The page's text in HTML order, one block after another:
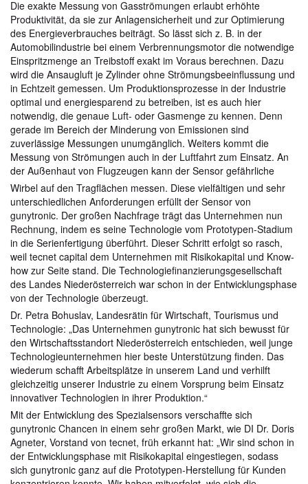
Die exakte Messung von Gasströmungen erlaubt erhöhte
Produktivität, da sie zur Anlagensicherheit und zur Optimierung
des Energieverbrauches beiträgt. So lässt sich z. B. in der
Automobilindustrie bei einem Verbrennungsmotor die notwendige
Einspritzmenge an Treibstoff exakt im Voraus berechnen. Dazu
wird die Ansaugluft je Zylinder ohne Strömungsbeeinflussung und
in Echtzeit gemessen. Um Produktionsprozesse in der Industrie
optimal und energiesparend zu betreiben, ist es auch hier
notwendig, die genaue Luft- oder Gasmenge zu kennen. Denn
gerade im Bereich der Minderung von Emissionen sind
zuverlässige Messungen unumgänglich. Weiters kommt die
Messung von Strömungen auch in der Luftfahrt zum Einsatz. An
der Außenhaut von Flugzeugen kann der Sensor gefährliche
Wirbel auf den Tragflächen messen. Diese vielfältigen und sehr
unterschiedlichen Anforderungen erfüllt der Sensor von
gunytronic. Der großen Nachfrage trägt das Unternehmen nun
Rechnung, indem es seine Technologie vom Prototypen-Stadium
in die Serienfertigung überführt. Dieser Schritt erfolgt so rasch,
weil tecnet capital dem Unternehmen mit Risikokapital und Know-
how zur Seite stand. Die Technologiefinanzierungsgesellschaft
des Landes Niederösterreich war schon in der Entwicklungsphase
von der Technologie überzeugt.
Dr. Petra Bohuslav, Landesrätin für Wirtschaft, Tourismus und
Technologie: „Das Unternehmen gunytronic hat sich bewusst für
den Wirtschaftsstandort Niederösterreich entschieden, weil junge
Technologieunternehmen hier beste Unterstützung finden. Das
wiederum schafft Arbeitsplätze in unserem Land und verhilft
gleichzeitig unserer Industrie zu einem Vorsprung beim Einsatz
innovativer Technologien in ihrer Produktion.“
Mit der Entwicklung des Spezialsensors verschaffte sich
gunytronic Chancen in einem sehr großen Markt, wie DI Dr. Doris
Agneter, Vorstand von tecnet, früh erkannt hat: „Wir sind schon in
der Entwicklungsphase mit Risikokapital eingestiegen, sodass
sich gunytronic ganz auf die Prototypen-Herstellung für Kunden